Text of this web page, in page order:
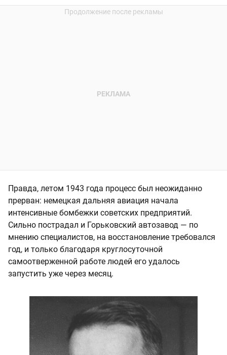
Правда, летом 1943 года процесс был неожиданно
прерван: немецкая дальняя авиация начала
интенсивные бомбежки советских предприятий.
Сильно пострадал и Горьковский автозавод — по
мнению специалистов, на восстановление требовался
год, и только благодаря круглосуточной
самоотверженной работе людей его удалось
запустить уже через месяц.